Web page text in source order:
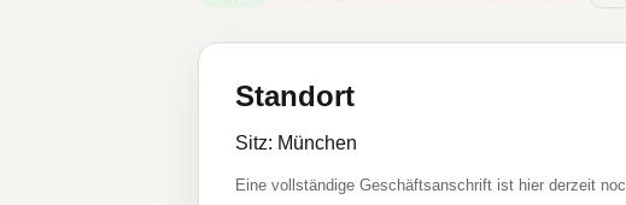
Standort
Sitz: München
Eine vollständige Geschäftsanschrift ist hier derzeit